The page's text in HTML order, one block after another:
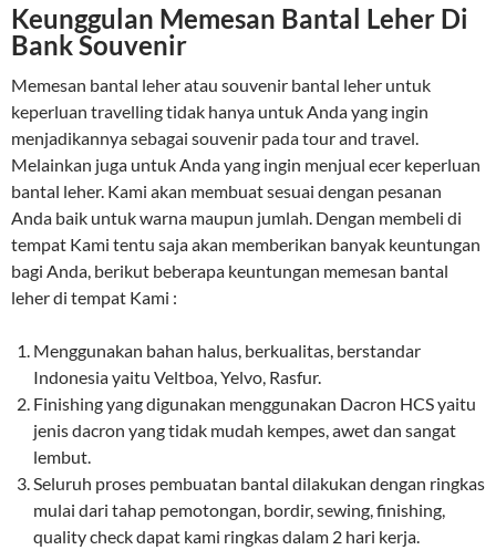
Keunggulan Memesan Bantal Leher Di
Bank Souvenir
Memesan bantal leher atau souvenir bantal leher untuk
keperluan travelling tidak hanya untuk Anda yang ingin
menjadikannya sebagai souvenir pada tour and travel.
Melainkan juga untuk Anda yang ingin menjual ecer keperluan
bantal leher. Kami akan membuat sesuai dengan pesanan
Anda baik untuk warna maupun jumlah. Dengan membeli di
tempat Kami tentu saja akan memberikan banyak keuntungan
bagi Anda, berikut beberapa keuntungan memesan bantal
leher di tempat Kami :
Menggunakan bahan halus, berkualitas, berstandar
Indonesia yaitu Veltboa, Yelvo, Rasfur.
Finishing yang digunakan menggunakan Dacron HCS yaitu
jenis dacron yang tidak mudah kempes, awet dan sangat
lembut.
Seluruh proses pembuatan bantal dilakukan dengan ringkas
mulai dari tahap pemotongan, bordir, sewing, finishing,
quality check dapat kami ringkas dalam 2 hari kerja.